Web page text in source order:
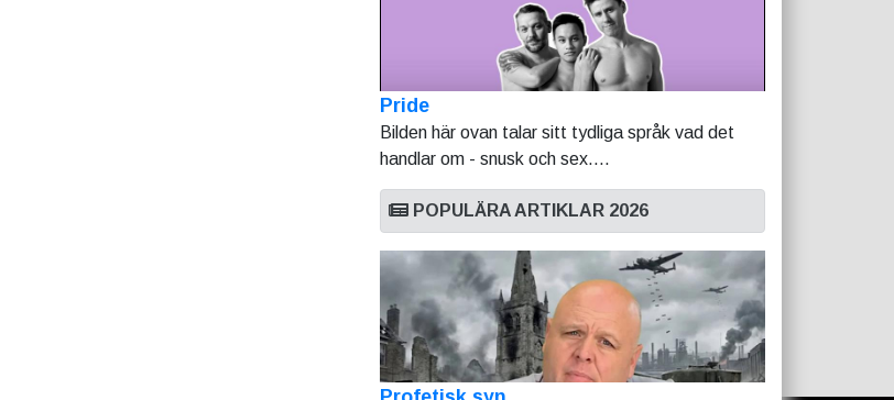
Pride
Bilden här ovan talar sitt tydliga språk vad det
handlar om - snusk och sex....
POPULÄRA ARTIKLAR 2026